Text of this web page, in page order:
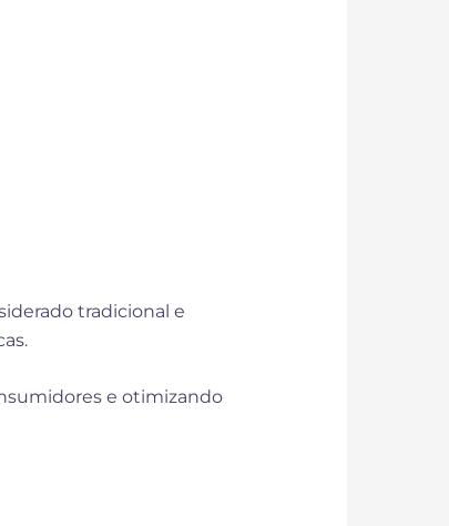
tradicional e
e otimizando